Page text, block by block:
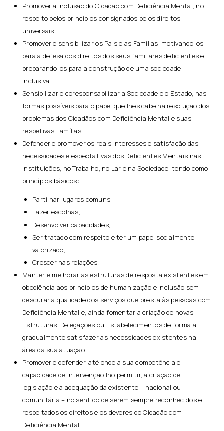
Promover a inclusão do Cidadão com Deficiência Mental, no
respeito pelos princípios consignados pelos direitos
universais;
Promover e sensibilizar os Pais e as Famílias, motivando-os
para a defesa dos direitos dos seus familiares deficientes e
preparando-os para a construção de uma sociedade
inclusiva;
Sensibilizar e coresponsabilizar a Sociedade e o Estado, nas
formas possíveis para o papel que lhes cabe na resolução dos
problemas dos Cidadãos com Deficiência Mental e suas
respetivas Famílias;
Defender e promover os reais interesses e satisfação das
necessidades e espectativas dos Deficientes Mentais nas
Instituições, no Trabalho, no Lar e na Sociedade, tendo como
princípios básicos:
Partilhar lugares comuns;
Fazer escolhas;
Desenvolver capacidades;
Ser tratado com respeito e ter um papel socialmente
valorizado;
Crescer nas relações.
Manter e melhorar as estruturas de resposta existentes em
obediência aos princípios de humanização e inclusão sem
descurar a qualidade dos serviços que presta às pessoas com
Deficiência Mental e, ainda fomentar a criação de novas
Estruturas, Delegações ou Estabelecimentos de forma a
gradualmente satisfazer as necessidades existentes na
área da sua atuação.
Promover e defender, até onde a sua competência e
capacidade de intervenção lho permitir, a criação de
legislação e a adequação da existente – nacional ou
comunitária – no sentido de serem sempre reconhecidos e
respeitados os direitos e os deveres do Cidadão com
Deficiência Mental.